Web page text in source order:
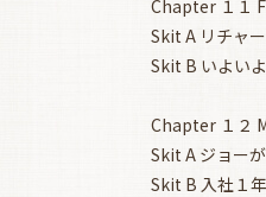
Chapter １１
Skit A リチャ
Skit B いよい
Chapter １２
Skit A ジョー
Skit B 入社１